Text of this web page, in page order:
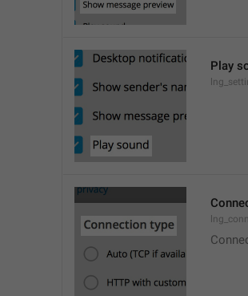
Play